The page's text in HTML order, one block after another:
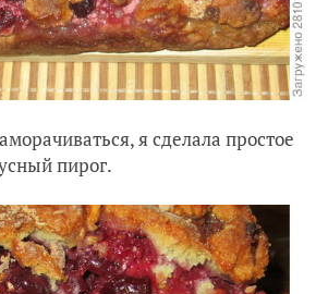
я сделала простое
пирог.